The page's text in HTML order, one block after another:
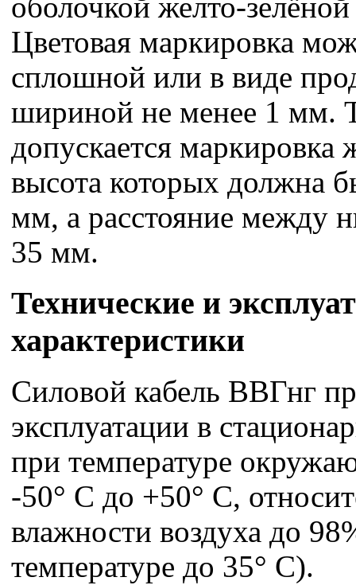
оболочкой желто-
Цветовая маркировка
сплошной или в виде
шириной не менее 1 мм.
допускается
высота которых должна
мм, а расстояние между
35 мм.
Технические и
характеристики
Силовой кабель ВВГнг
эксплуатации в
при температуре
-50° С до +50° С,
влажности воздуха до
температуре до 35° С).